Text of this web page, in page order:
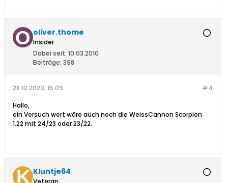
oliver.thome
Insider
Dabei seit: 10.03.2010
Beiträge: 398
#4
28.10.2020, 15:09
Hallo,
ein Versuch wert wäre auch noch die WeissCannon Scorpion
1.22 mit 24/23 oder 23/22.
Kluntje64